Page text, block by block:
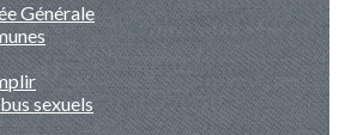
Générale
sexuels